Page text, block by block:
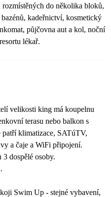
do několika bloků,
kadeřnictví, kosmetický
půjčovna aut a kol, noční
lékař.
velikosti king má koupelnu
terasu nebo balkon s
klimatizace, SATúTV,
a čaje a WiFi připojení.
dospělé osoby.
Swim Up - stejné vybavení,